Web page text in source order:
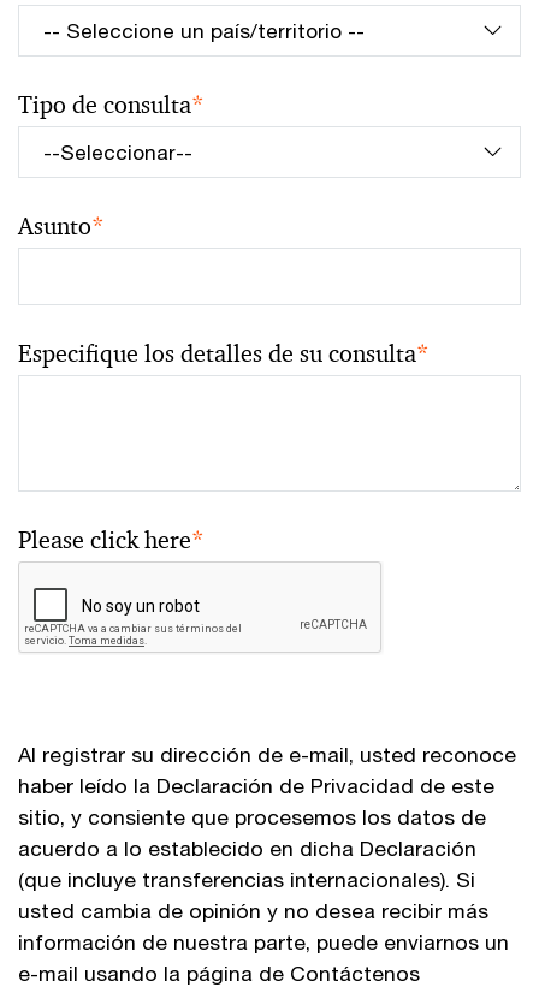
Tipo de consulta*
Asunto*
Especifique los detalles de su consulta*
Please click here*
Al registrar su dirección de e-mail, usted reconoce
haber leído la Declaración de Privacidad de este
sitio, y consiente que procesemos los datos de
acuerdo a lo establecido en dicha Declaración
(que incluye transferencias internacionales). Si
usted cambia de opinión y no desea recibir más
información de nuestra parte, puede enviarnos un
e-mail usando la página de Contáctenos